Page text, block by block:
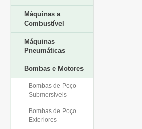
Máquinas a
Combustível
Máquinas
Pneumáticas
Bombas e Motores
Bombas de Poço
Submersiveis
Bombas de Poço
Exteriores